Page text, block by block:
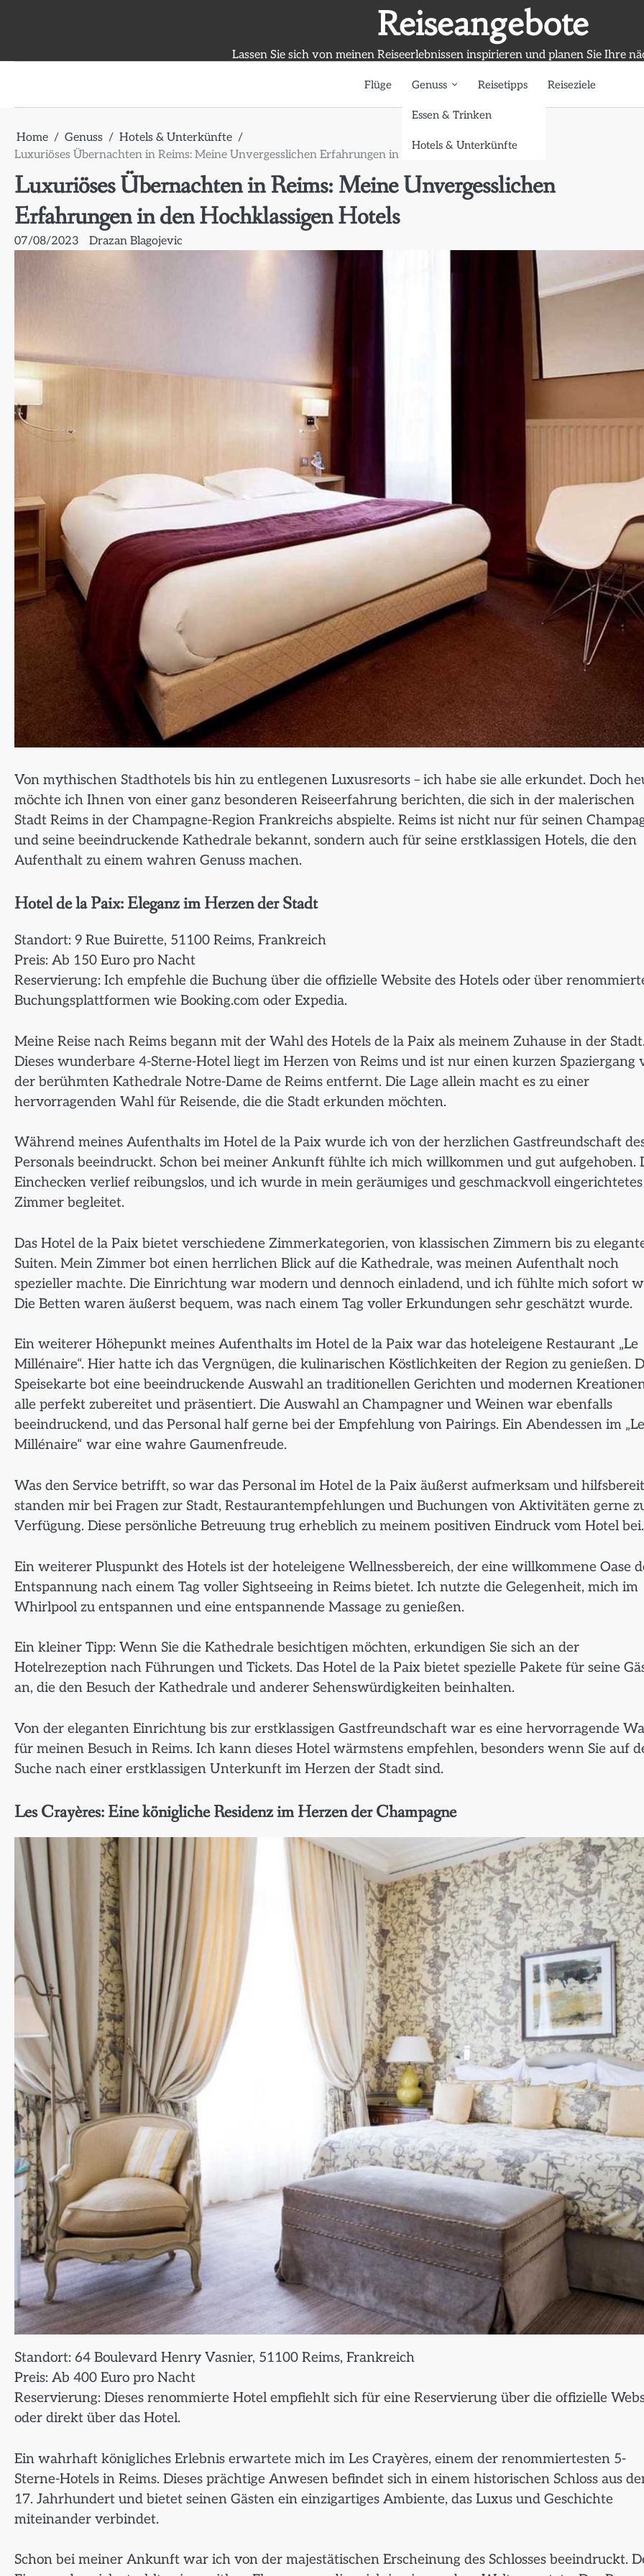
Reiseangebote
Lassen Sie sich von meinen Reiseerlebnissen inspirieren und planen Sie Ihre
Flüge Genuss
Essen & Trinken
Hotels & Unterkünfte
Reisetipps Reiseziele
Home Genuss
Hotels & Unterkünfte
Luxuriöses Übernachten in Reims: Meine Unvergesslichen Erfahrungen in den Hochklassigen Hotels
Luxuriöses Übernachten in Reims: Meine Unvergesslichen
Erfahrungen in den Hochklassigen Hotels
07/08/2023 Drazan Blagojevic
Von mythischen Stadthotels bis hin zu entlegenen Luxusresorts – ich habe sie alle erkundet. Doch
möchte ich Ihnen von einer ganz besonderen Reiseerfahrung berichten, die sich in der malerischen
Stadt Reims in der Champagne-Region Frankreichs abspielte. Reims ist nicht nur für seinen
und seine beeindruckende Kathedrale bekannt, sondern auch für seine erstklassigen Hotels, die den
Aufenthalt zu einem wahren Genuss machen.
Hotel de la Paix: Eleganz im Herzen der Stadt
Standort: 9 Rue Buirette, 51100 Reims, Frankreich
Preis: Ab 150 Euro pro Nacht
Reservierung: Ich empfehle die Buchung über die offizielle Website des Hotels oder über
Buchungsplattformen wie Booking.com oder Expedia.
Meine Reise nach Reims begann mit der Wahl des Hotels de la Paix als meinem Zuhause in der Stadt.
Dieses wunderbare 4-Sterne-Hotel liegt im Herzen von Reims und ist nur einen kurzen Spaziergang
der berühmten Kathedrale Notre-Dame de Reims entfernt. Die Lage allein macht es zu einer
hervorragenden Wahl für Reisende, die die Stadt erkunden möchten.
Während meines Aufenthalts im Hotel de la Paix wurde ich von der herzlichen Gastfreundschaft
Personals beeindruckt. Schon bei meiner Ankunft fühlte ich mich willkommen und gut aufgehoben.
Einchecken verlief reibungslos, und ich wurde in mein geräumiges und geschmackvoll eingerichtetes
Zimmer begleitet.
Das Hotel de la Paix bietet verschiedene Zimmerkategorien, von klassischen Zimmern bis zu
Suiten. Mein Zimmer bot einen herrlichen Blick auf die Kathedrale, was meinen Aufenthalt noch
spezieller machte. Die Einrichtung war modern und dennoch einladend, und ich fühlte mich sofort
Die Betten waren äußerst bequem, was nach einem Tag voller Erkundungen sehr geschätzt wurde.
Ein weiterer Höhepunkt meines Aufenthalts im Hotel de la Paix war das hoteleigene Restaurant „Le
Millénaire“. Hier hatte ich das Vergnügen, die kulinarischen Köstlichkeiten der Region zu genießen.
Speisekarte bot eine beeindruckende Auswahl an traditionellen Gerichten und modernen
alle perfekt zubereitet und präsentiert. Die Auswahl an Champagner und Weinen war ebenfalls
beeindruckend, und das Personal half gerne bei der Empfehlung von Pairings. Ein Abendessen im „Le
Millénaire“ war eine wahre Gaumenfreude.
Was den Service betrifft, so war das Personal im Hotel de la Paix äußerst aufmerksam und
standen mir bei Fragen zur Stadt, Restaurantempfehlungen und Buchungen von Aktivitäten gerne
Verfügung. Diese persönliche Betreuung trug erheblich zu meinem positiven Eindruck vom Hotel bei.
Ein weiterer Pluspunkt des Hotels ist der hoteleigene Wellnessbereich, der eine willkommene Oase
Entspannung nach einem Tag voller Sightseeing in Reims bietet. Ich nutzte die Gelegenheit, mich im
Whirlpool zu entspannen und eine entspannende Massage zu genießen.
Ein kleiner Tipp: Wenn Sie die Kathedrale besichtigen möchten, erkundigen Sie sich an der
Hotelrezeption nach Führungen und Tickets. Das Hotel de la Paix bietet spezielle Pakete für seine
an, die den Besuch der Kathedrale und anderer Sehenswürdigkeiten beinhalten.
Von der eleganten Einrichtung bis zur erstklassigen Gastfreundschaft war es eine hervorragende
für meinen Besuch in Reims. Ich kann dieses Hotel wärmstens empfehlen, besonders wenn Sie auf
Suche nach einer erstklassigen Unterkunft im Herzen der Stadt sind.
Les Crayères: Eine königliche Residenz im Herzen der Champagne
Standort: 64 Boulevard Henry Vasnier, 51100 Reims, Frankreich
Preis: Ab 400 Euro pro Nacht
Reservierung: Dieses renommierte Hotel empfiehlt sich für eine Reservierung über die offizielle
oder direkt über das Hotel.
Ein wahrhaft königliches Erlebnis erwartete mich im Les Crayères, einem der renommiertesten 5-
Sterne-Hotels in Reims. Dieses prächtige Anwesen befindet sich in einem historischen Schloss aus
17. Jahrhundert und bietet seinen Gästen ein einzigartiges Ambiente, das Luxus und Geschichte
miteinander verbindet.
Schon bei meiner Ankunft war ich von der majestätischen Erscheinung des Schlosses beeindruckt.